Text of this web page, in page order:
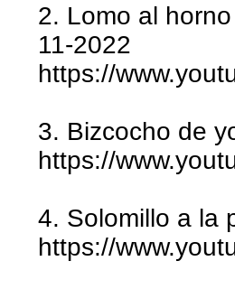
2. Lomo al
11-2022
https://
3. Bizcocho de
https://
4. Solomillo a la
https://